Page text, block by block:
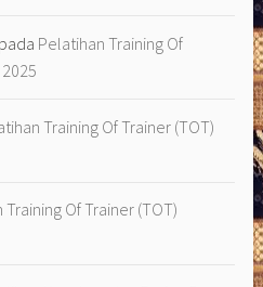
pada Pelatihan Training Of
Training Of Trainer (TOT)
Of Trainer (TOT)